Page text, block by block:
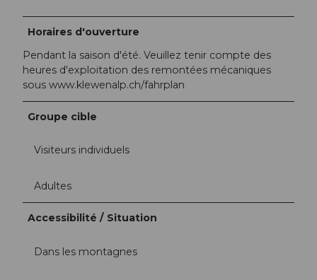
Horaires d'ouverture
Pendant la saison d'été. Veuillez tenir compte des
heures d'exploitation des remontées mécaniques
sous www.klewenalp.ch/fahrplan
Groupe cible
Visiteurs individuels
Adultes
Accessibilité / Situation
Dans les montagnes